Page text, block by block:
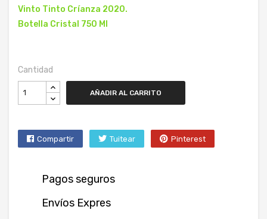
Vinto Tinto Críanza 2020.
Botella Cristal 750 Ml
Cantidad
AÑADIR AL CARRITO
Compartir Tuitear Pinterest
Pagos seguros
Envíos Expres